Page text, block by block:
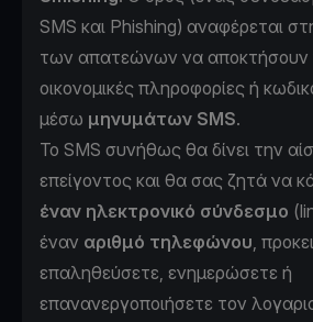
SMS και Phishing) αναφέρεται
των απατεώνων να αποκτήσουν
οικονομικές πληροφορίες ή
μέσω μηνυμάτων SMS.
Το SMS συνήθως θα δίνει την
επείγοντος και θα σας ζητά να
έναν ηλεκτρονικό σύνδεσμο
έναν αριθμό τηλεφώνου,
επαληθεύσετε, ενημερώσετε ή
επανανεργοποιήσετε τον